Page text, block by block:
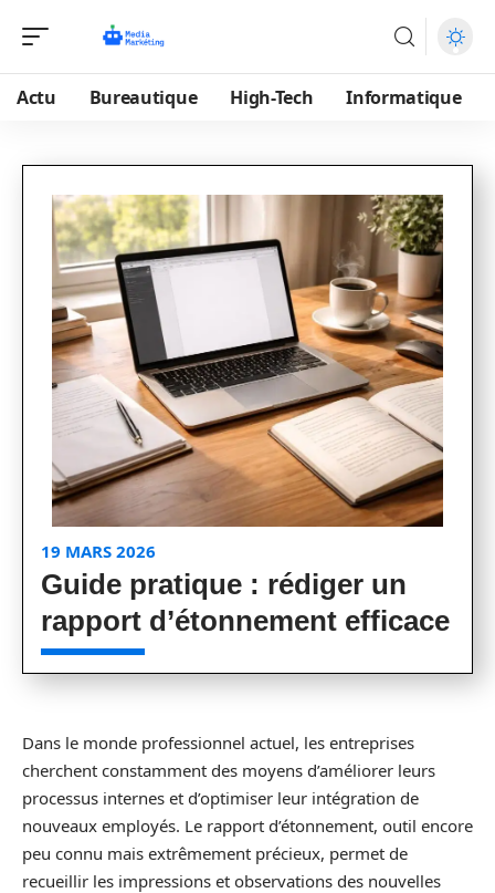
Actu Bureautique High-Tech Informatique
19 MARS 2026
Guide pratique : rédiger un
rapport d’étonnement efficace
Dans le monde professionnel actuel, les entreprises
cherchent constamment des moyens d’améliorer leurs
processus internes et d’optimiser leur intégration de
nouveaux employés. Le rapport d’étonnement, outil encore
peu connu mais extrêmement précieux, permet de
recueillir les impressions et observations des nouvelles